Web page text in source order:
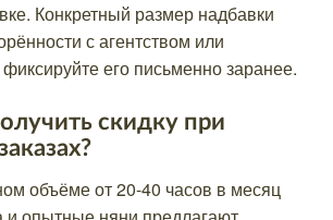
Конкретный размер надбавки
с агентством или
его письменно заранее.
скидку при
объёме от 20-40 часов в месяц